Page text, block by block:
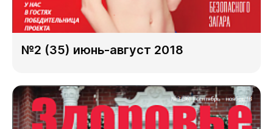
№2 (35) июнь-август 2018